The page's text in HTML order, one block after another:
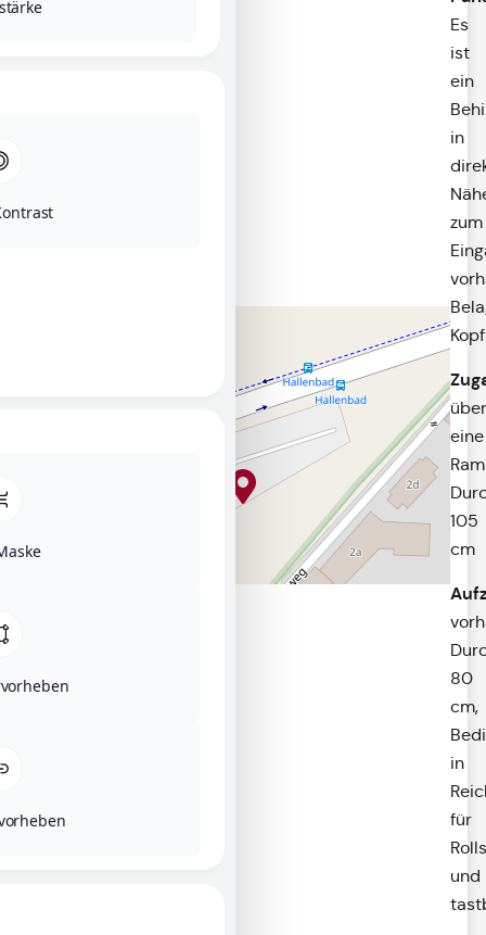
OpenStreetMapcontributors
Es
ist
ein
in
zum
über
eine
105
cm
80
cm,
in
für
und